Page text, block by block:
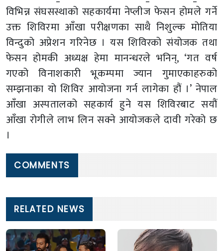
विभिन्न संघसस्थाको सहकार्यमा नेप्लीज फेसन होमले गर्ने
उक्त शिविरमा आँखा परीक्षणका साथै निशुल्क मोतिया
विन्दुको अप्रेशन गरिनेछ । यस शिविरको संयोजक तथा
फेसन होमकी अध्यक्ष हेमा मानन्धरले भनिन्, ‘गत वर्ष
गएको विनाशकारी भूकम्पमा ज्यान गुमाएकाहरुको
सम्झनाका यो शिविर आयोजना गर्न लागेका हौं ।’ नेपाल
आँखा अस्पतालको सहकार्य हुने यस शिविरबाट सयौं
आँखा रोगीले लाभ लिन सक्ने आयोजकले दावी गरेको छ
।
COMMENTS
RELATED NEWS